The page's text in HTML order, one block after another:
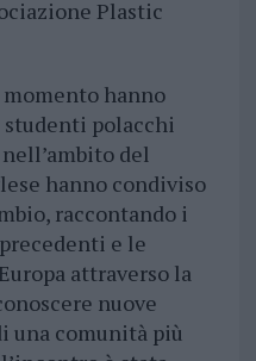
Plastic
hanno
studenti polacchi
del
hanno condiviso
raccontando i
e le
attraverso la
nuove
una comunità più